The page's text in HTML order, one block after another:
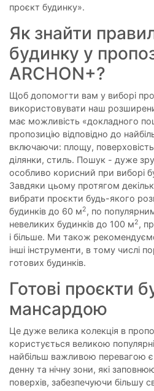
проєкт будинку».
Як знайти
будинку у
ARCHON+?
Щоб допомогти вам у виборі
використовувати наш
має можливість «докладного
пропозицію відповідно до
включаючи: площу,
ділянки, стиль. Пошук - дуже
особливо корисний при виборі
Завдяки цьому протягом
вибрати проєкти будь-якого
будинків до 60 м2, по
невеликих будинків до 100 м2,
і більше. Ми також
інші інструменти, в тому числі
готових будинків.
Готові проєкти
мансардою
Це дуже велика колекція в
користується великою
найбільш важливою перевагою є
денну та нічну зони, які
поверхів, забезпечуючи більшу